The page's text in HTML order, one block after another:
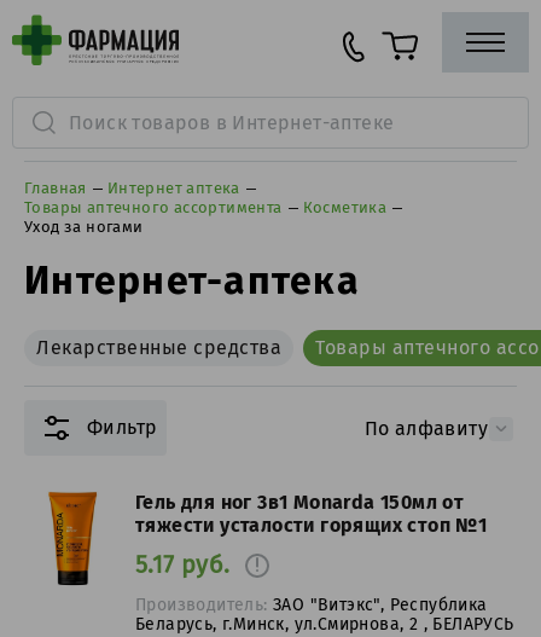
Главная
Интернет аптека
Товары аптечного ассортимента
Косметика
Уход за ногами
Интернет-аптека
Лекарственные средства Товары аптечного
Фильтр По алфавиту
Гель для ног 3в1 Monarda 150мл от
тяжести усталости горящих стоп №1
5.17 руб.
Производитель:ЗАО "Витэкс", Республика
Беларусь, г.Минск, ул.Смирнова, 2 , БЕЛАРУСЬ